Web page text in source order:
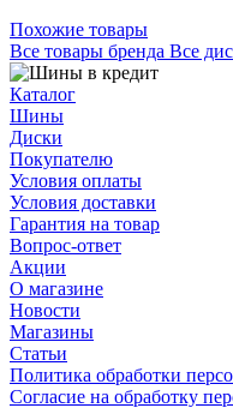
Похожие товары
Все товары бренда Все
Каталог
Шины
Диски
Покупателю
Условия оплаты
Условия доставки
Гарантия на товар
Вопрос-ответ
Акции
О магазине
Новости
Магазины
Статьи
Политика обработки
Согласие на обработку